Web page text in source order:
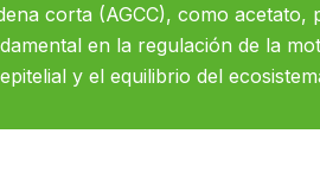
corta (AGCC), como acetato,
en la regulación de la
y el equilibrio del